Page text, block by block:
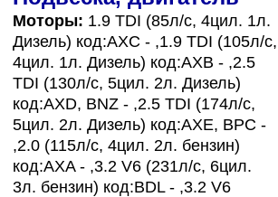
Моторы: 1.9 TDI (85л/с, 4цил. 1л.
Дизель) код:AXC - ,1.9 TDI (105л/с,
4цил. 1л. Дизель) код:AXB - ,2.5
TDI (130л/с, 5цил. 2л. Дизель)
код:AXD, BNZ - ,2.5 TDI (174л/с,
5цил. 2л. Дизель) код:AXE, BPC -
,2.0 (115л/с, 4цил. 2л. бензин)
код:AXA - ,3.2 V6 (231л/с, 6цил.
3л. бензин) код:BDL - ,3.2 V6